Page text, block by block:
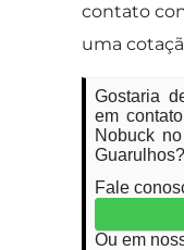
contato
uma
Gostaria
em
Nobuck
Guarulhos?
Fale
Ou em